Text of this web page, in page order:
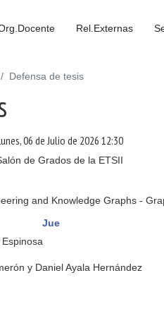
Rel.Externas
Jue
Defensa de tesis
06 de Julio de 2026 12:30
de Grados de la ETSII
and Knowledge Graphs -
y Daniel Ayala Hernández